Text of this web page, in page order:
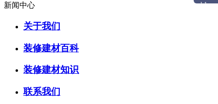
新闻中心
关于我们
装修建材百科
装修建材知识
联系我们